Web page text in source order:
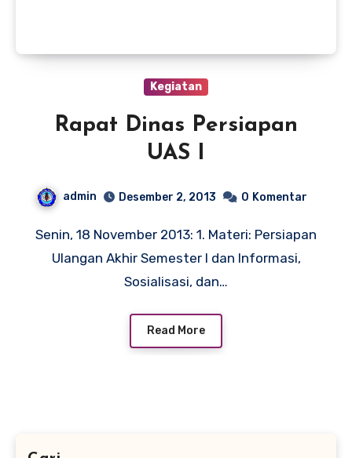
Kegiatan
Rapat Dinas Persiapan
UAS I
admin Desember 2, 2013 0 Komentar
Senin, 18 November 2013: 1. Materi: Persiapan
Ulangan Akhir Semester I dan Informasi,
Sosialisasi, dan…
Read More